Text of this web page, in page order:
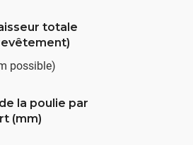
totale
possible)
la poulie par
(mm)